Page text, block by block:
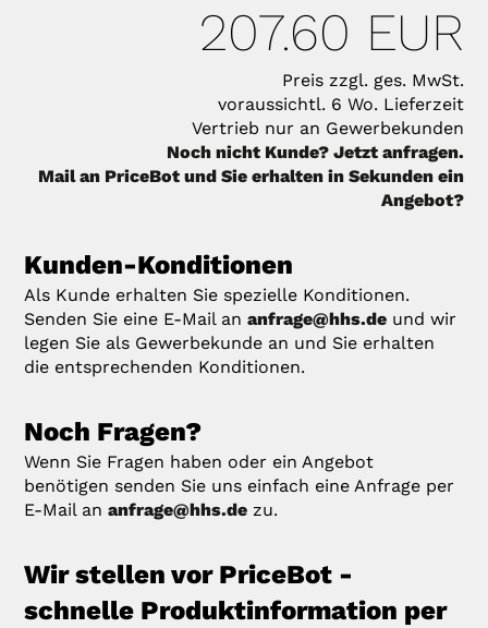
207.60 EUR
Preis zzgl. ges. MwSt.
voraussichtl. 6 Wo. Lieferzeit
Vertrieb nur an Gewerbekunden
Noch nicht Kunde? Jetzt anfragen.
Mail an PriceBot und Sie erhalten in Sekunden ein
Angebot?
Kunden-Konditionen
Als Kunde erhalten Sie spezielle Konditionen.
Senden Sie eine E-Mail ananfrage@hhs.de und wir
legen Sie als Gewerbekunde an und Sie erhalten
die entsprechenden Konditionen.
Noch Fragen?
Wenn Sie Fragen haben oder ein Angebot
benötigen senden Sie uns einfach eine Anfrage per
E-Mail ananfrage@hhs.de zu.
Wir stellen vor PriceBot -
schnelle Produktinformation per